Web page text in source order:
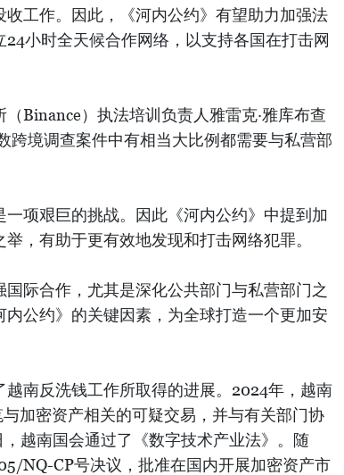
工作。因此，《河内公约》有望助力加强法
小时全天候合作网络，以支持各国在打击网
Binance）执法培训负责人雅雷克·雅库布查
跨境调查案件中有相当大比例都需要与私营部
项艰巨的挑战。因此《河内公约》中提到加
，有助于更有效地发现和打击网络犯罪。
际合作，尤其是深化公共部门与私营部门之
公约》的关键因素，为全球打造一个更加安
南反洗钱工作所取得的进展。2024年，越南
加密资产相关的可疑交易，并与有关部门协
越南国会通过了《数字技术产业法》。随
NQ-CP号决议，批准在国内开展加密资产市